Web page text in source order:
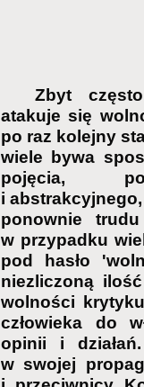
Zbyt
atakuje się
po raz kolejny
wiele bywa
pojęcia,
i
ponownie
w przypadku
pod hasło
niezliczoną
wolności
człowieka do
opinii i
w swojej